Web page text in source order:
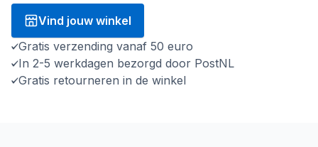
Vind jouw winkel
Gratis verzending vanaf 50 euro
In 2-5 werkdagen bezorgd door PostNL
Gratis retourneren in de winkel